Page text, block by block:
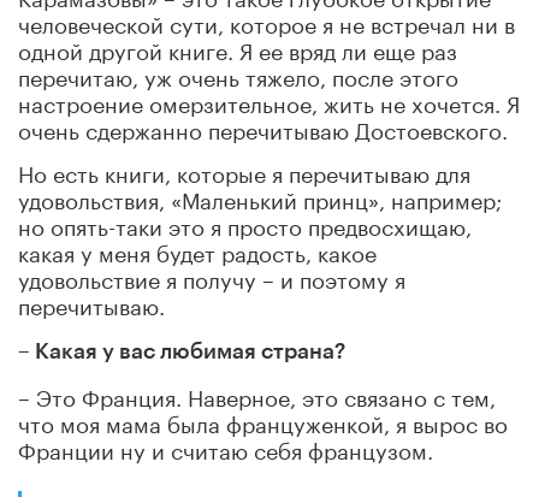
человеческой сути, которое я не встречал ни в
одной другой книге. Я ее вряд ли еще раз
перечитаю, уж очень тяжело, после этого
настроение омерзительное, жить не хочется. Я
очень сдержанно перечитываю Достоевского.
Но есть книги, которые я перечитываю для
удовольствия, «Маленький принц», например;
но опять-таки это я просто предвосхищаю,
какая у меня будет радость, какое
удовольствие я получу – и поэтому я
перечитываю.
– Какая у вас любимая страна?
– Это Франция. Наверное, это связано с тем,
что моя мама была француженкой, я вырос во
Франции ну и считаю себя французом.